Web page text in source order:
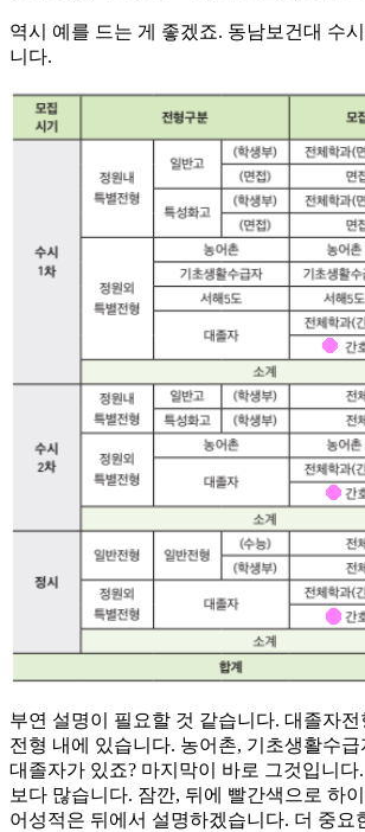
역시 예를 드는 게 좋겠죠. 동남보건대 수
니다.
부연 설명이 필요할 것 같습니다. 대졸자
전형 내에 있습니다. 농어촌, 기초생활수급
대졸자가 있죠? 마지막이 바로 그것입니
보다 많습니다. 잠깐, 뒤에 빨간색으로 하
어성적은 뒤에서 설명하겠습니다. 더 중요